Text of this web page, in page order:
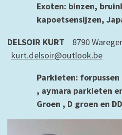
Exoten: binzen,
kapoetsensijzen,
DELSOIR KURT 8790
kurt.delsoir@outlook.be
Parkieten:
, aymara parkieten
Groen , D groen en